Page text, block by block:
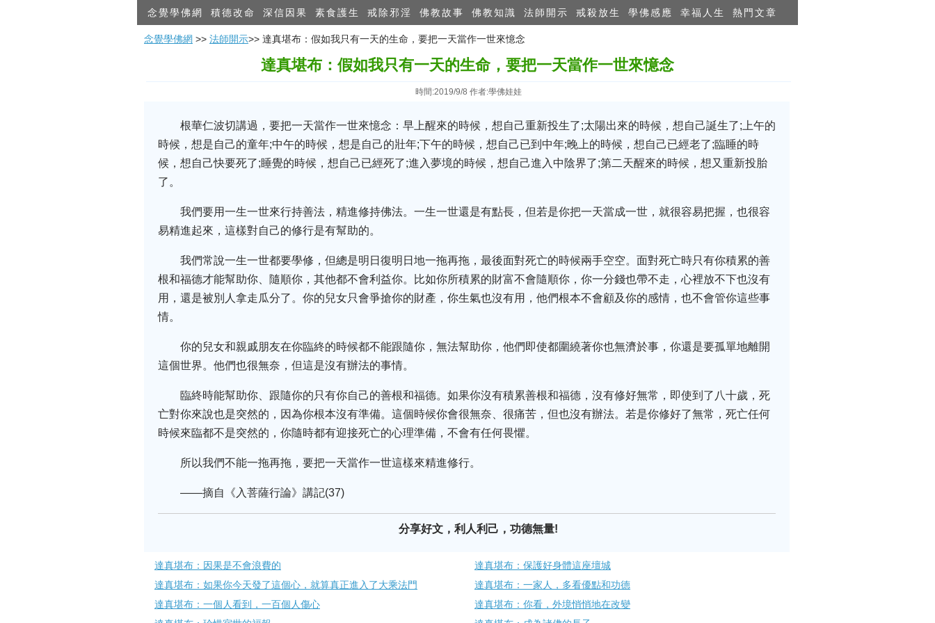
念覺學佛網 積德改命 深信因果 素食護生 戒除邪淫 佛教故事 佛教知識 法師開示 戒殺放生 學佛感應 幸福人生 熱門文章
念覺學佛網 >> 法師開示>> 達真堪布：假如我只有一天的生命，要把一天當作一世來憶念
達真堪布：假如我只有一天的生命，要把一天當作一世來憶念
時間:2019/9/8 作者:學佛娃娃
根華仁波切講過，要把一天當作一世來憶念：早上醒來的時候，想自己重新投生了;太陽出來的時候，想自己誕生了;上午的
時候，想是自己的童年;中午的時候，想是自己的壯年;下午的時候，想自己已到中年;晚上的時候，想自己已經老了;臨睡的時
候，想自己快要死了;睡覺的時候，想自己已經死了;進入夢境的時候，想自己進入中陰界了;第二天醒來的時候，想又重新投胎
了。
我們要用一生一世來行持善法，精進修持佛法。一生一世還是有點長，但若是你把一天當成一世，就很容易把握，也很容
易精進起來，這樣對自己的修行是有幫助的。
我們常說一生一世都要學修，但總是明日復明日地一拖再拖，最後面對死亡的時候兩手空空。面對死亡時只有你積累的善
根和福德才能幫助你、隨順你，其他都不會利益你。比如你所積累的財富不會隨順你，你一分錢也帶不走，心裡放不下也沒有
用，還是被別人拿走瓜分了。你的兒女只會爭搶你的財產，你生氣也沒有用，他們根本不會顧及你的感情，也不會管你這些事
情。
你的兒女和親戚朋友在你臨終的時候都不能跟隨你，無法幫助你，他們即使都圍繞著你也無濟於事，你還是要孤單地離開
這個世界。他們也很無奈，但這是沒有辦法的事情。
臨終時能幫助你、跟隨你的只有你自己的善根和福德。如果你沒有積累善根和福德，沒有修好無常，即使到了八十歲，死
亡對你來說也是突然的，因為你根本沒有準備。這個時候你會很無奈、很痛苦，但也沒有辦法。若是你修好了無常，死亡任何
時候來臨都不是突然的，你隨時都有迎接死亡的心理準備，不會有任何畏懼。
所以我們不能一拖再拖，要把一天當作一世這樣來精進修行。
——摘自《入菩薩行論》講記(37)
分享好文，利人利己，功德無量!
達真堪布：因果是不會浪費的
達真堪布：保護好身體這座壇城
達真堪布：如果你今天發了這個心，就算真正進入了大乘法門
達真堪布：一家人，多看優點和功德
達真堪布：一個人看到，一百個人傷心
達真堪布：你看，外境悄悄地在改變